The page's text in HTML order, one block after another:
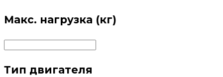
Макс. нагрузка (кг)
Тип двигателя